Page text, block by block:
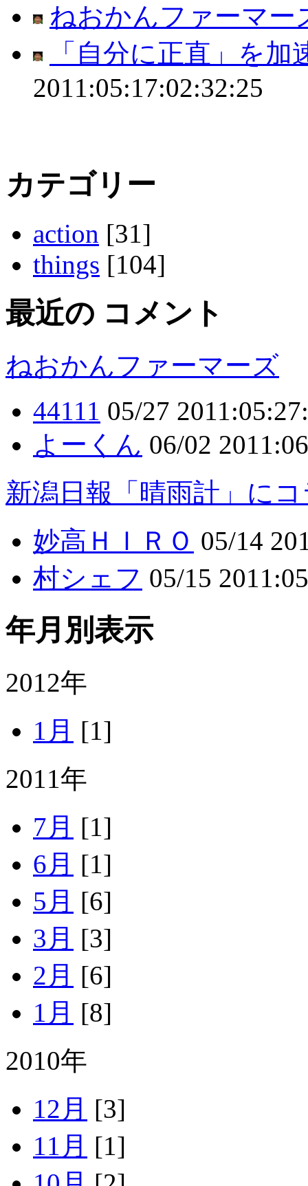
ねおかんファーマー
「自分に正直」を
2011:05:17:02:32:25
カテゴリー
action [31]
things [104]
最近の コメント
ねおかんファーマーズ
44111 05/27
よーくん 06/02
新潟日報「晴雨計」に
妙高ＨＩＲＯ 05/14
村シェフ 05/15
年月別表示
2012年
1月 [1]
2011年
7月 [1]
6月 [1]
5月 [6]
3月 [3]
2月 [6]
1月 [8]
2010年
12月 [3]
11月 [1]